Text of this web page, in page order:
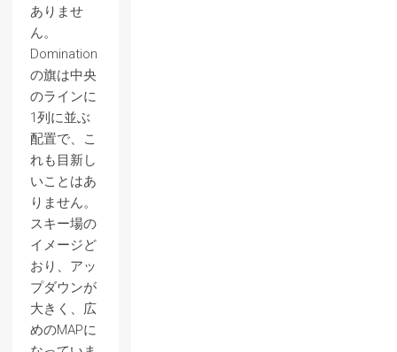
ありませ
ん。
Domination
の旗は中央
のラインに
1列に並ぶ
配置で、こ
れも目新し
いことはあ
りません。
スキー場の
イメージど
おり、アッ
プダウンが
大きく、広
めのMAPに